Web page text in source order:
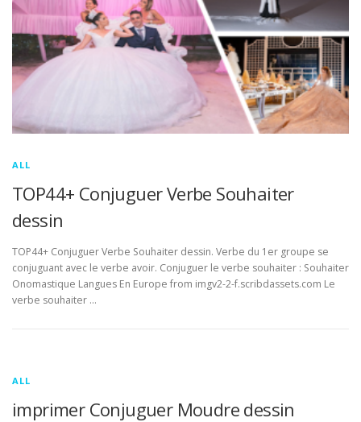
ALL
TOP44+ Conjuguer Verbe Souhaiter
dessin
TOP44+ Conjuguer Verbe Souhaiter dessin. Verbe du 1er groupe se
conjuguant avec le verbe avoir. Conjuguer le verbe souhaiter : Souhaiter
Onomastique Langues En Europe from imgv2-2-f.scribdassets.com Le
verbe souhaiter …
ALL
imprimer Conjuguer Moudre dessin